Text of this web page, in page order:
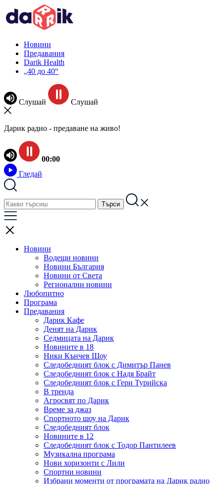
Новини
Предавания
Darik Health
„40 до 40“
Слушай Слушай
Дарик радио - предаване на живо!
00:00
Гледай
Новини
Водещи новини
Новини България
Новини от Света
Регионални новини
Любопитно
Програма
Предавания
Дарик Кафе
Денят на Дарик
Седмицата на Дарик
Новините в 18
Ники Кънчев Шоу
Следобедният блок с Димитър Панев
Следобедният блок с Надя Брайт
Следобедният блок с Гери Турийска
В тренда
Агросвят по Дарик
Време за джаз
Спортното шоу на Дарик
Следобедният блок
Новините в 12
Следобедният блок с Тодор Пантилеев
Музикална програма
Нови хоризонти с Лили
Спортни новини
Избрани моменти от програмата на Дарик радио